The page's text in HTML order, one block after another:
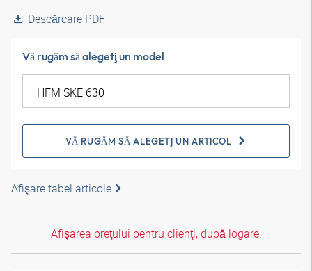
Descărcare PDF
Vă rugăm să alegeţi un model
VĂ RUGĂM SĂ ALEGEŢI UN ARTICOL
Afişare tabel articole
Afişarea preţului pentru clienţi, după logare.